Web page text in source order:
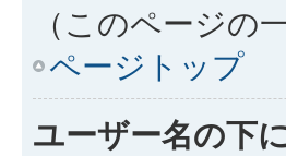
（このページの
ページトップ
ユーザー名の下